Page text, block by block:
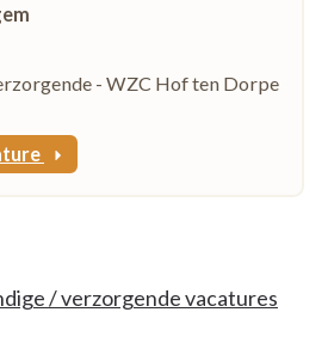
- WZC Hof ten Dorpe
/ verzorgende vacatures